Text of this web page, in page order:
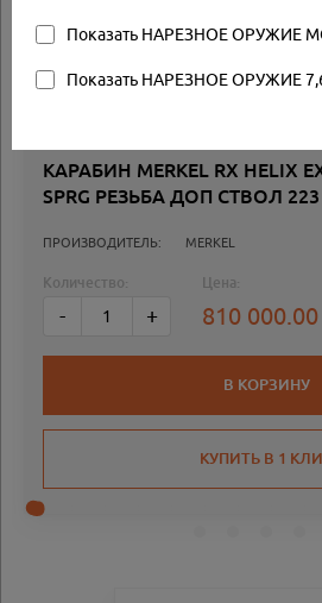
Показать НАРЕЗНОЕ ОРУЖИЕ
Показать НАРЕЗНОЕ ОРУЖИЕ
КАРАБИН MERKEL RX HELIX
SPRG РЕЗЬБА ДОП СТВОЛ 223
ПРОИЗВОДИТЕЛЬ: MERKEL
Количество:
- +
Цена:
810 000.00
В КОРЗИНУ
КУПИТЬ В 1